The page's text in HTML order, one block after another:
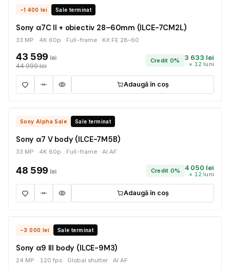
ÎN STOC
−1 400 lei Sale terminat
Sony α7C II + obiectiv 28–60mm (ILCE-7CM2L)
33 MP 4K 60p Full-frame Kit FE 28–60
43 599 lei
44 999 lei
Credit 0% 3 633 lei
× 12 luni
Adaugă în coș
ÎN STOC
Sony Alpha Sale Sale terminat
Sony α7 V body (ILCE-7M5B)
33 MP 4K 60p Full-frame AI AF
48 599 lei Credit 0% 4 050 lei
× 12 luni
Adaugă în coș
ULTIMELE 2 BUCĂȚI
−3 000 lei Sale terminat
Sony α9 III body (ILCE-9M3)
24 MP 120 fps Global shutter AI AF